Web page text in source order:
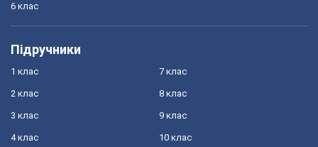
6 клас
Підручники
1 клас
2 клас
3 клас
4 клас
7 клас
8 клас
9 клас
10 клас